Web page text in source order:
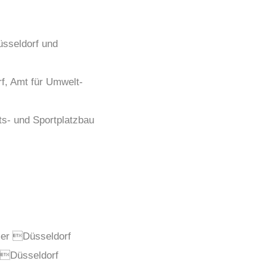
und
Amt für Umwelt-
und Sportplatzbau
Düsseldorf
Düsseldorf